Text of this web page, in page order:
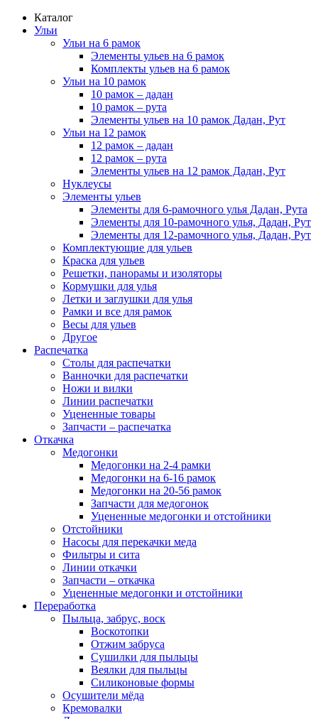
Каталог
Ульи
Ульи на 6 рамок
Элементы ульев на 6 рамок
Комплекты ульев на 6 рамок
Ульи на 10 рамок
10 рамок – дадан
10 рамок – рута
Элементы ульев на 10 рамок Дадан, Рут
Ульи на 12 рамок
12 рамок – дадан
12 рамок – рута
Элементы ульев на 12 рамок Дадан, Рут
Нуклеусы
Элементы ульев
Элементы для 6-рамочного улья Дадан, Рута
Элементы для 10-рамочного улья, Дадан, Рут
Элементы для 12-рамочного улья, Дадан, Рут
Комплектующие для ульев
Краска для ульев
Решетки, панорамы и изоляторы
Кормушки для улья
Летки и заглушки для улья
Рамки и все для рамок
Весы для ульев
Другое
Распечатка
Столы для распечатки
Ванночки для распечатки
Ножи и вилки
Линии распечатки
Уцененные товары
Запчасти – распечатка
Откачка
Медогонки
Медогонки на 2-4 рамки
Медогонки на 6-16 рамок
Медогонки на 20-56 рамок
Запчасти для медогонок
Уцененные медогонки и отстойники
Отстойники
Насосы для перекачки меда
Фильтры и сита
Линии откачки
Запчасти – откачка
Уцененные медогонки и отстойники
Переработка
Пыльца, забрус, воск
Воскотопки
Отжим забруса
Сушилки для пыльцы
Веялки для пыльцы
Силиконовые формы
Осушители мёда
Кремовалки